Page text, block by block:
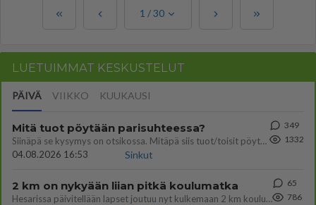
1 /30
LUETUIMMAT KESKUSTELUT
PÄIVÄ VIIKKO KUUKAUSI
Mitä tuot pöytään parisuhteessa?
Siinäpä se kysymys on otsikossa. Mitäpä siis tuot/toisit pöytään parisuhteessa? Oletko mies vai nainen? Koetko sen mitä
04.08.2026 16:53
Sinkut
349
1332
2 km on nykyään liian pitkä koulumatka
Hesarissa päivitellään lapset joutuu nyt kulkemaan 2 km kouluun jösses. Ruostefillarilla tuo matka menee vaikka miten äk
65
786